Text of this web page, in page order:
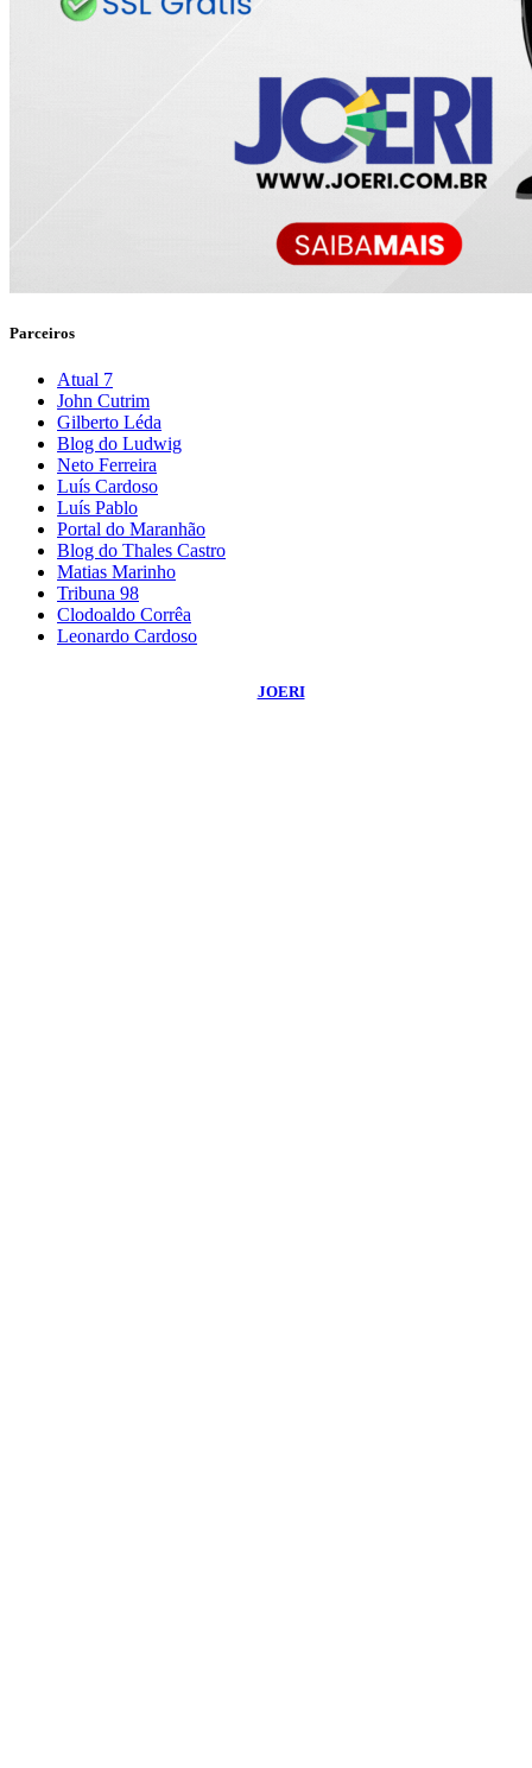
Parceiros
Atual 7
John Cutrim
Gilberto Léda
Blog do Ludwig
Neto Ferreira
Luís Cardoso
Luís Pablo
Portal do Maranhão
Blog do Thales Castro
Matias Marinho
Tribuna 98
Clodoaldo Corrêa
Leonardo Cardoso
JOERI